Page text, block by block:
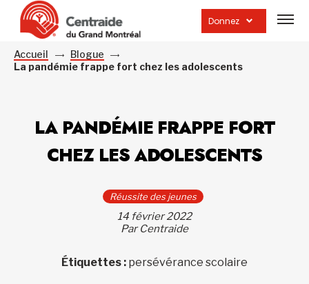
Donnez
la
Accueil
Blogue
La pandémie frappe fort chez les adolescents
LA PANDÉMIE FRAPPE FORT
CHEZ LES ADOLESCENTS
Réussite des jeunes
14 février 2022
Par Centraide
Étiquettes : persévérance scolaire